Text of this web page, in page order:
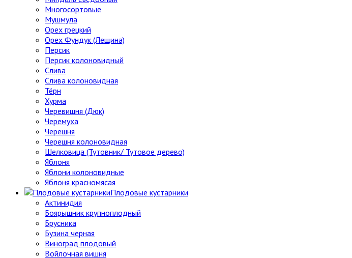
Многосортовые
Мушмула
Орех грецкий
Орех Фундук (Лещина)
Персик
Персик колоновидный
Слива
Слива колоновидная
Тёрн
Хурма
Черевишня (Дюк)
Черемуха
Черешня
Черешня колоновидная
Шелковица (Тутовник/ Тутовое дерево)
Яблоня
Яблони колоновидные
Яблоня красномясая
Плодовые кустарники
Актинидия
Боярышник крупноплодный
Брусника
Бузина черная
Виноград плодовый
Войлочная вишня